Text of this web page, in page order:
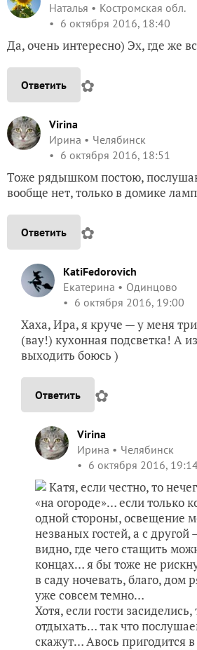
Наталья
Костромская обл.
6 октября 2016, 18:40
Да, очень интересно) Эх, где же
Ответить ✿
Virina
Ирина
Челябинск
6 октября 2016, 18:51
Тоже рядышком постою,
вообще нет, только в домике
Ответить ✿
KatiFedorovich
Екатерина
Одинцово
6 октября 2016, 19:00
Хаха, Ира, я круче — у меня
(вау!) кухонная подсветка! А
выходить боюсь )
Ответить ✿
Virina
Ирина
Челябинск
6 октября 2016,
Катя, если честно, то
«на огороде»… если только
одной стороны, освещение
незваных гостей, а с другой
видно, где чего стащить
концах… я бы тоже не
в саду ночевать, благо, дом
уже совсем темно…
Хотя, если гости
отдыхать… так что
скажут… Авось пригодится